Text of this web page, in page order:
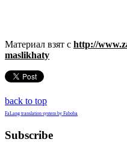
Материал взят с http://
maslikhaty
back to top
FaLang translation system by Faboba
Subscribe